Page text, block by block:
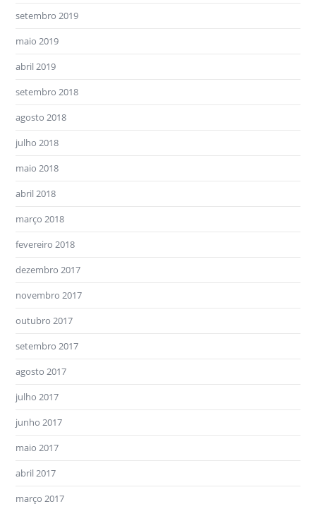
setembro 2019
maio 2019
abril 2019
setembro 2018
agosto 2018
julho 2018
maio 2018
abril 2018
março 2018
fevereiro 2018
dezembro 2017
novembro 2017
outubro 2017
setembro 2017
agosto 2017
julho 2017
junho 2017
maio 2017
abril 2017
março 2017